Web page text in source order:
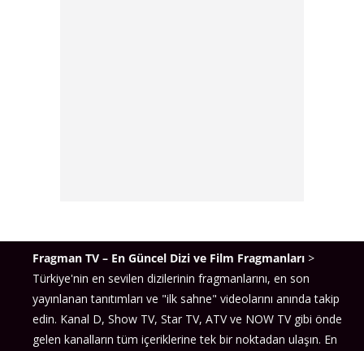
Fragman TV – En Güncel Dizi ve Film Fragmanları >
Türkiye'nin en sevilen dizilerinin fragmanlarını, en son
yayınlanan tanıtımları ve "ilk sahne" videolarını anında takip
edin. Kanal D, Show TV, Star TV, ATV ve NOW TV gibi önde
gelen kanalların tüm içeriklerine tek bir noktadan ulaşın. En